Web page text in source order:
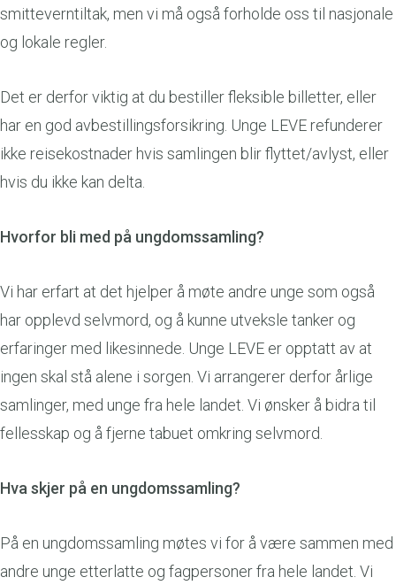
smitteverntiltak, men vi må også forholde oss til nasjonale
og lokale regler.
Det er derfor viktig at du bestiller fleksible billetter, eller
har en god avbestillingsforsikring. Unge LEVE refunderer
ikke reisekostnader hvis samlingen blir flyttet/avlyst, eller
hvis du ikke kan delta.
Hvorfor bli med på ungdomssamling?
Vi har erfart at det hjelper å møte andre unge som også
har opplevd selvmord, og å kunne utveksle tanker og
erfaringer med likesinnede. Unge LEVE er opptatt av at
ingen skal stå alene i sorgen. Vi arrangerer derfor årlige
samlinger, med unge fra hele landet. Vi ønsker å bidra til
fellesskap og å fjerne tabuet omkring selvmord.
Hva skjer på en ungdomssamling?
På en ungdomssamling møtes vi for å være sammen med
andre unge etterlatte og fagpersoner fra hele landet. Vi